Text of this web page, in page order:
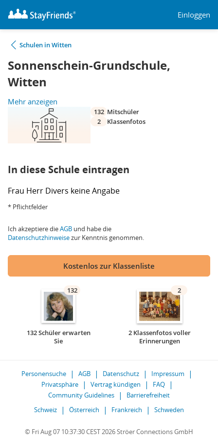
Einloggen
Schulen in Witten
Sonnenschein-Grundschule,
Witten
Mehr anzeigen
132 Mitschüler
2
Klassenfotos
In diese Schule eintragen
Frau Herr Divers keine Angabe
* Pflichtfelder
Ich akzeptiere dieAGB und habe die
Datenschutzhinweisezur Kenntnis genommen.
Kostenlos zur Klassenliste
132
132 Schüler erwarten
Sie
2
2 Klassenfotos voller
Erinnerungen
Personensuche AGB Datenschutz
Impressum
Privatsphäre
Vertrag kündigen
FAQ
Community Guidelines
Barrierefreiheit
Schweiz
Österreich Frankreich Schweden
© Fri Aug 07 10:37:30 CEST 2026 Ströer Connections GmbH